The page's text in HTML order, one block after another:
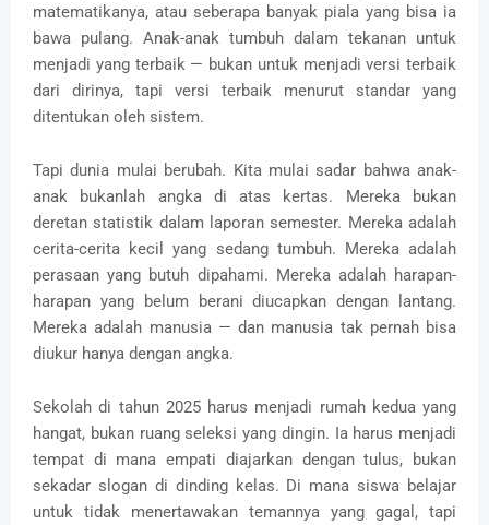
matematikanya, atau seberapa banyak piala yang bisa ia
bawa pulang. Anak-anak tumbuh dalam tekanan untuk
menjadi yang terbaik — bukan untuk menjadi versi terbaik
dari dirinya, tapi versi terbaik menurut standar yang
ditentukan oleh sistem.
Tapi dunia mulai berubah. Kita mulai sadar bahwa anak-
anak bukanlah angka di atas kertas. Mereka bukan
deretan statistik dalam laporan semester. Mereka adalah
cerita-cerita kecil yang sedang tumbuh. Mereka adalah
perasaan yang butuh dipahami. Mereka adalah harapan-
harapan yang belum berani diucapkan dengan lantang.
Mereka adalah manusia — dan manusia tak pernah bisa
diukur hanya dengan angka.
Sekolah di tahun 2025 harus menjadi rumah kedua yang
hangat, bukan ruang seleksi yang dingin. Ia harus menjadi
tempat di mana empati diajarkan dengan tulus, bukan
sekadar slogan di dinding kelas. Di mana siswa belajar
untuk tidak menertawakan temannya yang gagal, tapi